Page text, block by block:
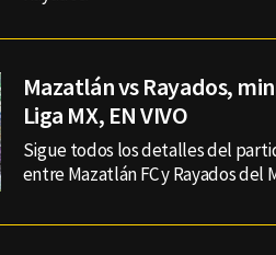
Mazatlán vs Rayados,
Liga MX, EN VIVO
Sigue todos los detalles del
entre Mazatlán FC y Rayados del